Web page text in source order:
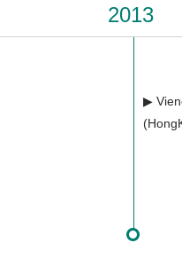
2013
▶